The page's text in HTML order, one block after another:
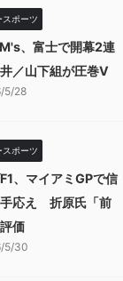
スポーツ
、富士で開幕2連
／山下組が圧巻V
5/28
スポーツ
、マイアミGPで信
応え 折原氏「前
価
5/30